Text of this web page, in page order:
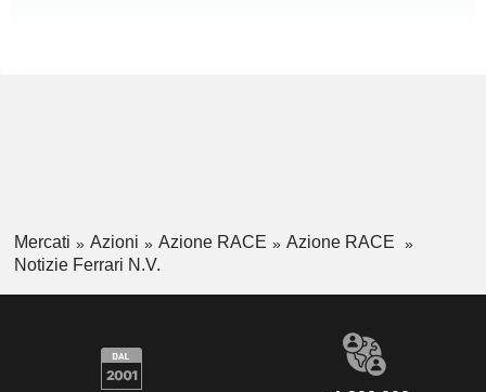
Mercati Azioni Azione RACE
Azione RACE
Notizie Ferrari N.V.